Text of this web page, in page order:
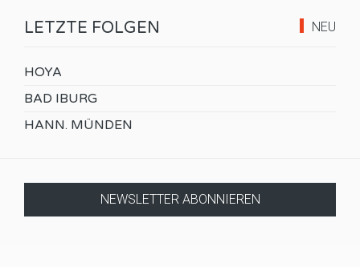
NEU
LETZTE FOLGEN
HOYA
BAD IBURG
HANN. MÜNDEN
NEWSLETTER ABONNIEREN